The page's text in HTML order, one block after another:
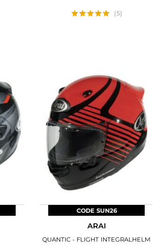
(5)
CODE SUN26
ARAI
QUANTIC - FLIGHT INTEGRALHELM